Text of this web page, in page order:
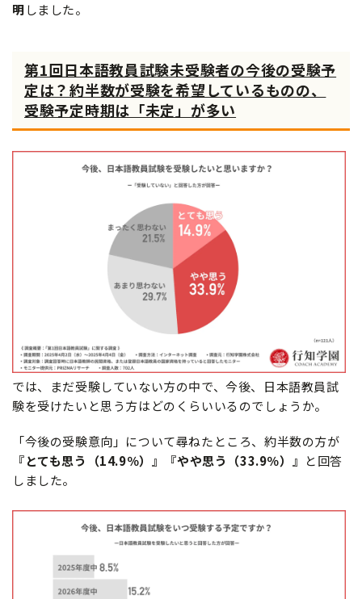
明しました。
第1回日本語教員試験未受験者の今後の受験予
定は？約半数が受験を希望しているものの、
受験予定時期は「未定」が多い
では、まだ受験していない方の中で、今後、日本語教員試
験を受けたいと思う方はどのくらいいるのでしょうか。
「今後の受験意向」について尋ねたところ、約半数の方が
『とても思う（14.9％）』『やや思う（33.9％）』 と回答
しました。